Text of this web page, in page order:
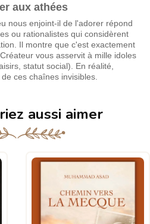
aux athées
nous enjoint-il de l'adorer répond
ou rationalistes qui considèrent
Il montre que c'est exactement
vous asservit à mille idoles
statut social). En réalité,
ces chaînes invisibles.
aussi aimer